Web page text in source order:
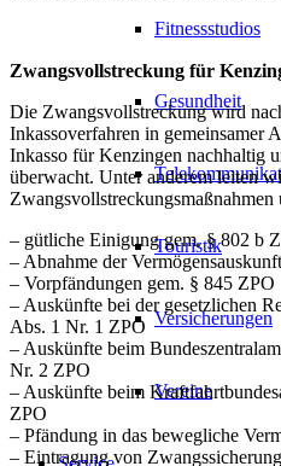
Fitnessstudios
Gesundheit
Touristik
Versicherungen
Vereine
Zwangsvollstreckung für
Die Zwangsvollstreckung wird
Inkassoverfahren in gemeinsamer
Inkasso für Kenzingen nachhaltig
überwacht. Unter anderem leiten
– gütliche Einigung gem. § 802 b
– Abnahme der
– Vorpfändungen gem. § 845 ZPO
– Auskünfte bei der gesetzlichen
Abs. 1 Nr. 1 ZPO
– Auskünfte beim
Nr. 2 ZPO
– Auskünfte beim
ZPO
– Pfändung in das bewegliche
– Eintragung von